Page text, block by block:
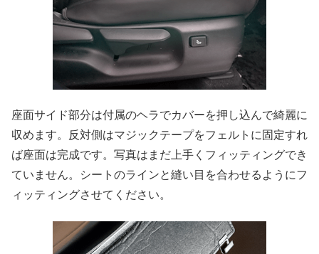
座面サイド部分は付属のヘラでカバーを押し込んで綺麗に
収めます。反対側はマジックテープをフェルトに固定すれ
ば座面は完成です。写真はまだ上手くフィッティングでき
ていません。シートのラインと縫い目を合わせるようにフ
ィッティングさせてください。